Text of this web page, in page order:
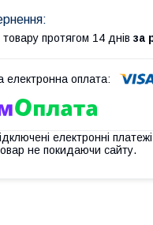
протягом 14 днів за
електронні
не покидаючи сайту.